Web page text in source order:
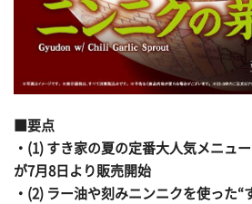
■要点
・(1) すき家の夏の定番大人気メニュ
が7月8日より販売開始
・(2) ラー油や刻みニンニクを使った“